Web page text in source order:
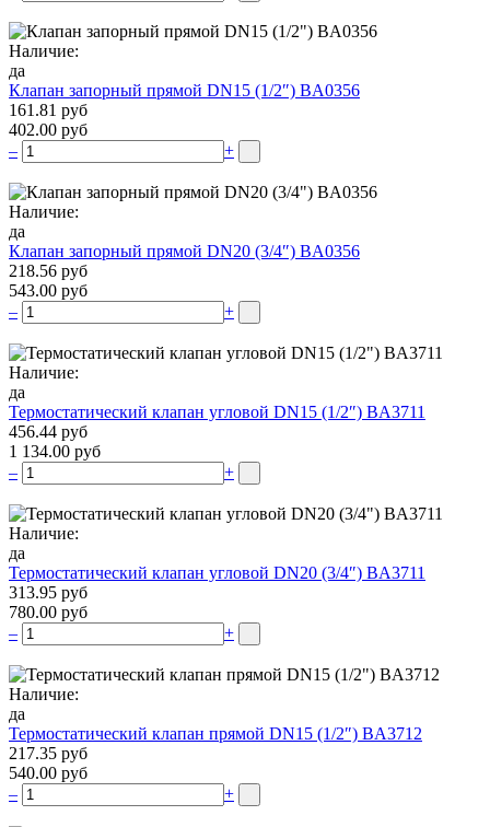
Наличие:
да
Клапан запорный прямой DN15 (1/2″) BA0356
161.81 руб
402.00 руб
–
+
Наличие:
да
Клапан запорный прямой DN20 (3/4″) BA0356
218.56 руб
543.00 руб
–
+
Наличие:
да
Термостатический клапан угловой DN15 (1/2″) BA3711
456.44 руб
1 134.00 руб
–
+
Наличие:
да
Термостатический клапан угловой DN20 (3/4″) BA3711
313.95 руб
780.00 руб
–
+
Наличие:
да
Термостатический клапан прямой DN15 (1/2″) BA3712
217.35 руб
540.00 руб
–
+